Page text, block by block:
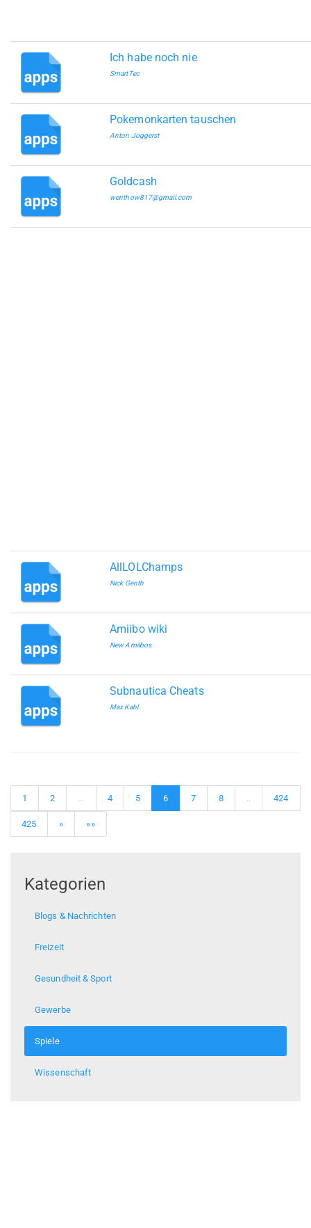
Ich habe noch nie
SmartTec
Pokemonkarten tauschen
Anton Joggerst
Goldcash
wenthow817@gmail.com
AllLOLChamps
Nick Genth
Amiibo wiki
New Amiibos
Subnautica Cheats
Max Kahl
1 2 ... 4 5 6 7 8 .. 424
425 » »»
Kategorien
Blogs & Nachrichten
Freizeit
Gesundheit & Sport
Gewerbe
Spiele
Wissenschaft